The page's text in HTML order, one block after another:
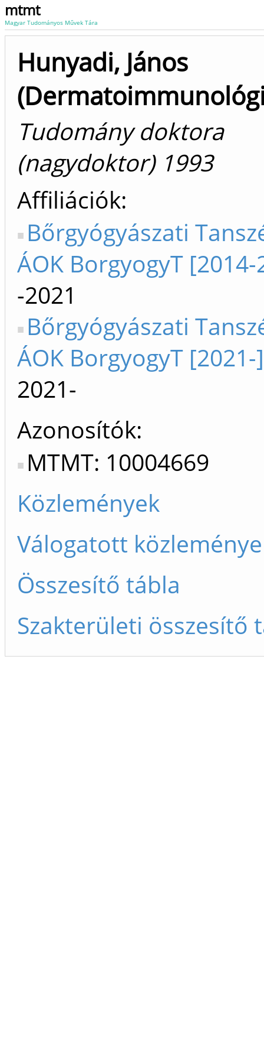
mtmt
Magyar Tudományos Művek Tára
Hunyadi, János
Tudomány doktora
(nagydoktor) 1993
Affiliációk
Bőrgyógyászati
ÁOK BorgyogyT
-2021
Bőrgyógyászati
ÁOK BorgyogyT [2021-]
2021-
Azonosítók
MTMT: 10004669
Közlemények
Válogatott
Összesítő tábla
Szakterületi összesítő